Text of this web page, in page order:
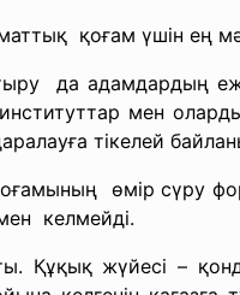
қоғам үшін ең
да адамдардың
мен
тікелей
өмір сүру
келмейді.
Құқық жүйесі –